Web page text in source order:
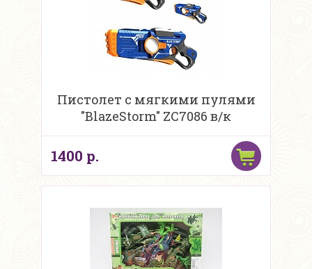
Пистолет с мягкими пулями
"BlazeStorm" ZC7086 в/к
1400 р.